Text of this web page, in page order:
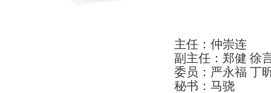
主任：仲崇连
副主任：郑健 徐
委员：严永福 丁
秘书：马骁